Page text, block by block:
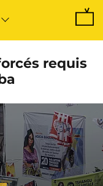
requis